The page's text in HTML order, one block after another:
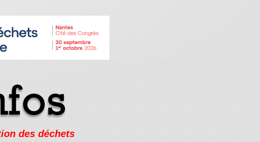
des déchets